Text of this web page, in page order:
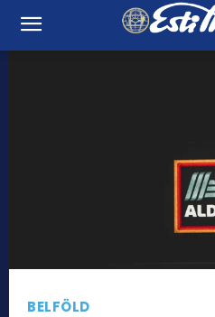
BELFÖLD